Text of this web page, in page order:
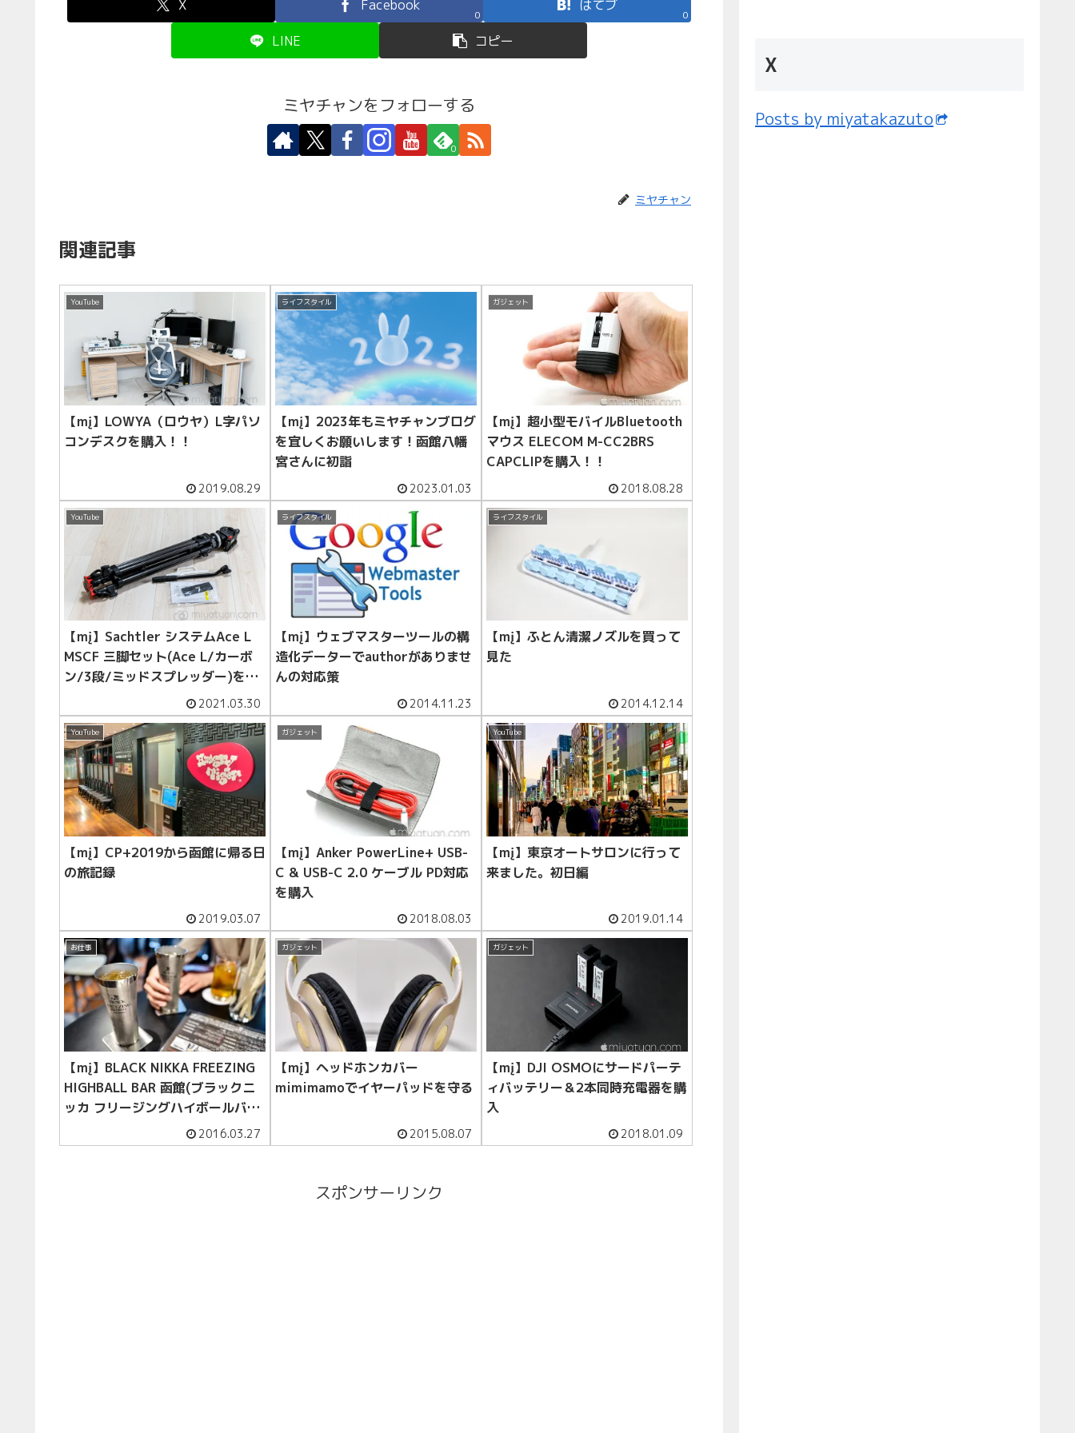
X Facebook
0
はてブ
0
LINE コピー
ミヤチャンをフォローする
0
ミヤチャン
関連記事
YouTube
【mį】LOWYA（ロウヤ）L字パソ
コンデスクを購入！！
2019.08.29
ライフスタイル
【mį】2023年もミヤチャンブログ
を宜しくお願いします！函館八幡
宮さんに初詣
2023.01.03
ガジェット
【mį】超小型モバイルBluetooth
マウス ELECOM M-CC2BRS
CAPCLIPを購入！！
2018.08.28
YouTube
【mį】Sachtler システムAce L
MSCF 三脚セット(Ace L/カーボ
ン/3段/ミッドスプレッダー)を購
2021.03.30
ライフスタイル
【mį】ウェブマスターツールの構
造化データーでauthorがありませ
んの対応策
2014.11.23
ライフスタイル
【mį】ふとん清潔ノズルを買って
見た
2014.12.14
YouTube
【mį】CP+2019から函館に帰る日
の旅記録
2019.03.07
ガジェット
【mį】Anker PowerLine+ USB-
C & USB-C 2.0 ケーブル PD対応
を購入
2018.08.03
YouTube
【mį】東京オートサロンに行って
来ました。初日編
2019.01.14
お仕事
【mį】BLACK NIKKA FREEZING
HIGHBALL BAR 函館(ブラックニ
ッカ フリージングハイボールバー
函館)プレスリリースのカメラマン
として同行しました
2016.03.27
ガジェット
【mį】ヘッドホンカバー
mimimamoでイヤーパッドを守る
2015.08.07
ガジェット
【mį】DJI OSMOにサードパーテ
ィバッテリー＆2本同時充電器を購
入
2018.01.09
スポンサーリンク
X
Posts by miyatakazuto